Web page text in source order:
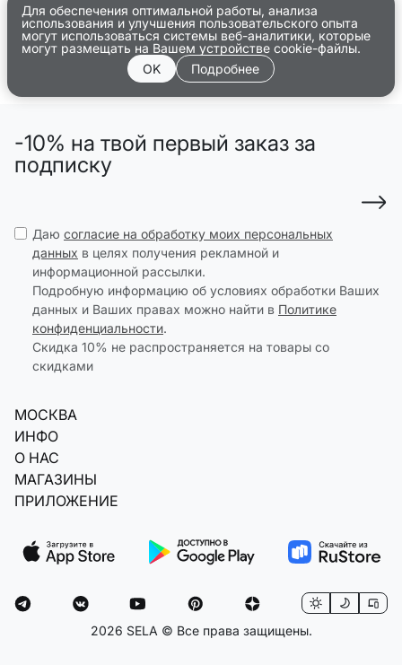
Для обеспечения оптимальной работы, анализа
использования и улучшения пользовательского опыта
могут использоваться системы веб-аналитики, которые
могут размещать на Вашем устройстве cookie-файлы.
OK
Подробнее
-10% на твой первый заказ за
подписку
Даю согласие на обработку моих персональных
данных в целях получения рекламной и
информационной рассылки.
Подробную информацию об условиях обработки Ваших
данных и Ваших правах можно найти в Политике
конфиденциальности.
Скидка 10% не распространяется на товары со
скидками
МОСКВА
ИНФО
О НАС
МАГАЗИНЫ
ПРИЛОЖЕНИЕ
2026 SELA © Все права защищены.